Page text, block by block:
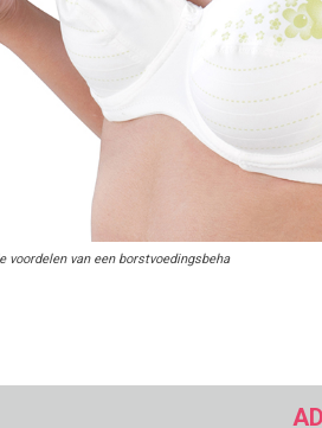
voordelen van een borstvoedingsbeha